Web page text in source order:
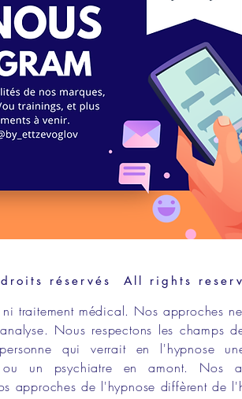
droits réservés All rights
traitement médical. Nos approches
. Nous respectons les champs
qui verrait en l'hypnose
ou un psychiatre en amont. Nos
approches de l'hypnose diffèrent de l'